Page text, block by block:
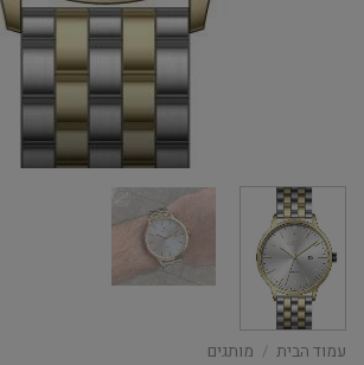
עמוד הבית / מותגים